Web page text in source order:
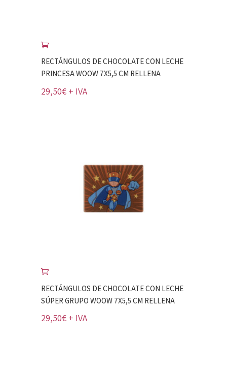
RECTÁNGULOS DE CHOCOLATE CON LECHE
PRINCESA WOOW 7X5,5 CM RELLENA
29,50€ + IVA
RECTÁNGULOS DE CHOCOLATE CON LECHE
SÚPER GRUPO WOOW 7X5,5 CM RELLENA
29,50€ + IVA